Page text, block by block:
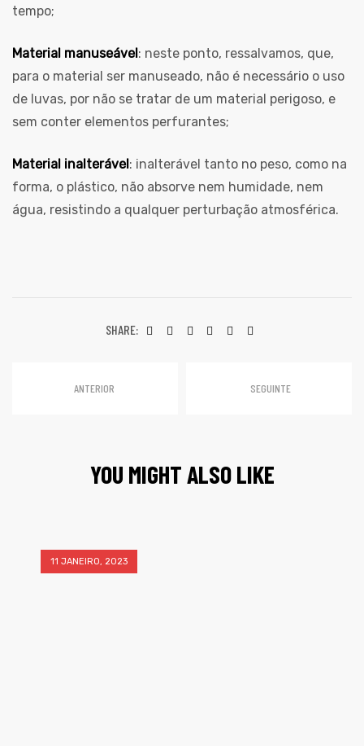
tempo;
Material manuseável: neste ponto, ressalvamos, que,
para o material ser manuseado, não é necessário o uso
de luvas, por não se tratar de um material perigoso, e
sem conter elementos perfurantes;
Material inalterável: inalterável tanto no peso, como na
forma, o plástico, não absorve nem humidade, nem
água, resistindo a qualquer perturbação atmosférica.
SHARE:
ANTERIOR SEGUINTE
YOU MIGHT ALSO LIKE
11 JANEIRO, 2023